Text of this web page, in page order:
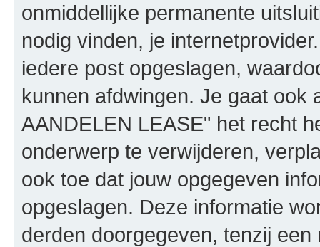
onmiddellijke permanente
nodig vinden, je
iedere post opgeslagen,
kunnen afdwingen. Je gaat ook
AANDELEN LEASE" het recht
onderwerp te verwijderen,
ook toe dat jouw opgegeven
opgeslagen. Deze informatie
derden doorgegeven, tenzij